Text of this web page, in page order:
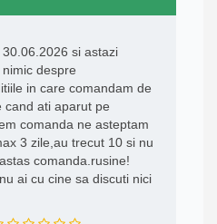
si astazi
despre
in care comandam de
cand ati aparut pe
comanda ne asteptam
3 zile,au trecut 10 si nu
comanda.rusine!
ai cu cine sa discuti nici